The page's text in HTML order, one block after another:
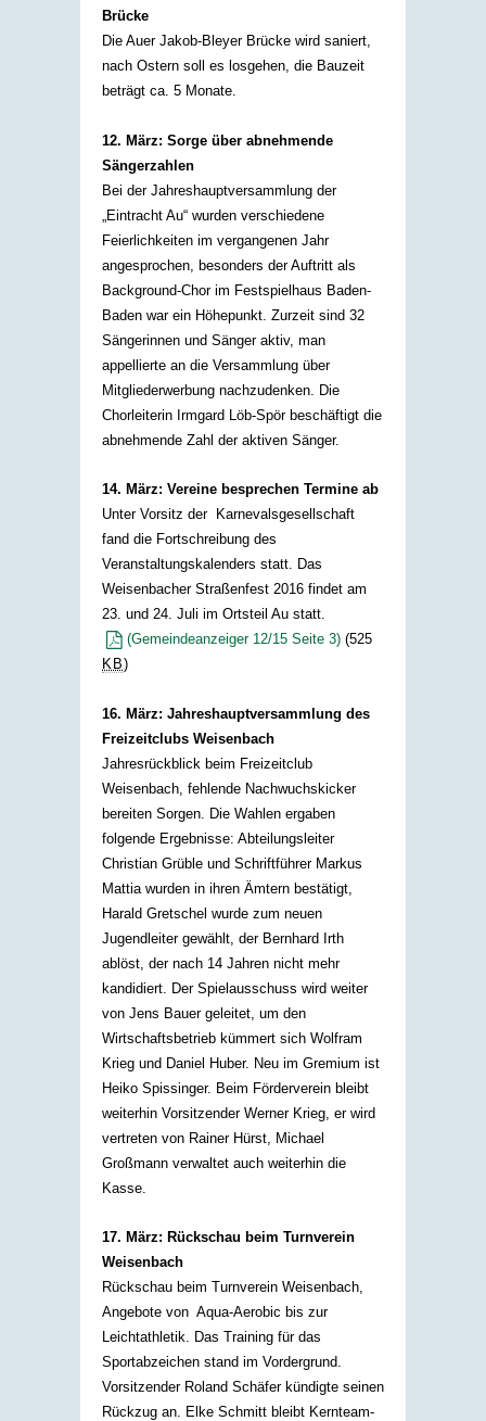
Brücke
Die Auer Jakob-Bleyer Brücke wird saniert,
nach Ostern soll es losgehen, die Bauzeit
beträgt ca. 5 Monate. ​
12. März: Sorge über abnehmende
Sängerzahlen
Bei der Jahreshauptversammlung der
„Eintracht Au“ wurden verschiedene
Feierlichkeiten im vergangenen Jahr
angesprochen, besonders der Auftritt als
Background-Chor im Festspielhaus Baden-
Baden war ein Höhepunkt. Zurzeit sind 32
Sängerinnen und Sänger aktiv, man
appellierte an die Versammlung über
Mitgliederwerbung nachzudenken. Die
Chorleiterin Irmgard Löb-Spör beschäftigt die
abnehmende Zahl der aktiven Sänger.​
14. März: Vereine besprechen Termine ab
Unter Vorsitz der Karnevalsgesellschaft
fand die Fortschreibung des
Veranstaltungskalenders statt. Das
Weisenbacher Straßenfest 2016 findet am
23. und 24. Juli im Ortsteil Au statt.
(Gemeindeanzeiger 12/15 Seite 3) (525
KB)
16. März: Jahreshauptversammlung des
Freizeitclubs Weisenbach
Jahresrückblick beim Freizeitclub
Weisenbach, fehlende Nachwuchskicker
bereiten Sorgen. Die Wahlen ergaben
folgende Ergebnisse: Abteilungsleiter
Christian Grüble und Schriftführer Markus
Mattia wurden in ihren Ämtern bestätigt,
Harald Gretschel wurde zum neuen
Jugendleiter gewählt, der Bernhard Irth
ablöst, der nach 14 Jahren nicht mehr
kandidiert. Der Spielausschuss wird weiter
von Jens Bauer geleitet, um den
Wirtschaftsbetrieb kümmert sich Wolfram
Krieg und Daniel Huber. Neu im Gremium ist
Heiko Spissinger. Beim Förderverein bleibt
weiterhin Vorsitzender Werner Krieg, er wird
vertreten von Rainer Hürst, Michael
Großmann verwaltet auch weiterhin die
Kasse.​
17. März: Rückschau beim Turnverein
Weisenbach
Rückschau beim Turnverein Weisenbach,
Angebote von Aqua-Aerobic bis zur
Leichtathletik. Das Training für das
Sportabzeichen stand im Vordergrund.
Vorsitzender Roland Schäfer kündigte seinen
Rückzug an. Elke Schmitt bleibt Kernteam-